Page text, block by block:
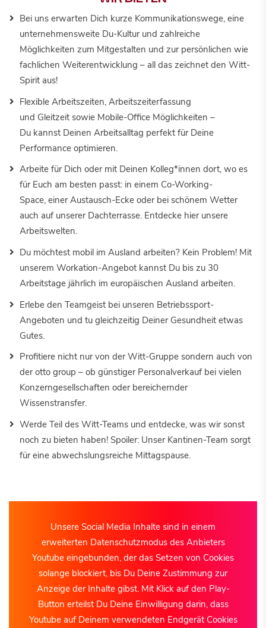
Bei uns erwarten Dich kurze Kommunikationswege, eine
unternehmensweite Du-Kultur und zahlreiche
Möglichkeiten zum Mitgestalten und zur persönlichen wie
fachlichen Weiterentwicklung – all das zeichnet den Witt-
Spirit aus!
Flexible Arbeitszeiten, Arbeitszeiterfassung
und Gleitzeit sowie Mobile-Office Möglichkeiten –
Du kannst Deinen Arbeitsalltag perfekt für Deine
Performance optimieren.
Arbeite für Dich oder mit Deinen Kolleg*innen dort, wo es
für Euch am besten passt: in einem Co-Working-
Space, einer Austausch-Ecke oder bei schönem Wetter
auch auf unserer Dachterrasse. Entdecke hierunsere
Arbeitswelten.
Du möchtest mobil im Ausland arbeiten? Kein Problem! Mit
unserem Workation-Angebot kannst Du bis zu 30
Arbeitstage jährlich im europäischen Ausland arbeiten.
Erlebe den Teamgeist bei unseren Betriebssport-
Angeboten und tu gleichzeitig Deiner Gesundheit etwas
Gutes.
Profitiere nicht nur von der Witt-Gruppe sondern auch von
der otto group – ob günstiger Personalverkauf bei vielen
Konzerngesellschaften oder bereichernder
Wissenstransfer.
Werde Teil des Witt-Teams und entdecke, was wir sonst
noch zu bieten haben! Spoiler: Unser Kantinen-Team sorgt
für eine abwechslungsreiche Mittagspause.
Unsere Social Media Inhalte sind in einem
erweiterten Datenschutzmodus des Anbieters
Youtube eingebunden, der das Setzen von Cookies
solange blockiert, bis Du Deine Zustimmung zur
Anzeige der Inhalte gibst. Mit Klick auf den Play-
Button erteilst Du Deine Einwilligung darin, dass
Youtube auf Deinem verwendeten Endgerät Cookies